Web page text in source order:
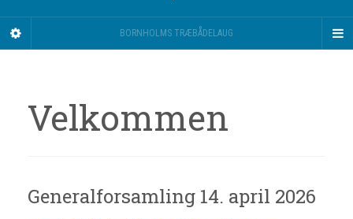
BORNHOLMS TRÆBÅDELAUG
Velkommen
Generalforsamling 14. april 2026